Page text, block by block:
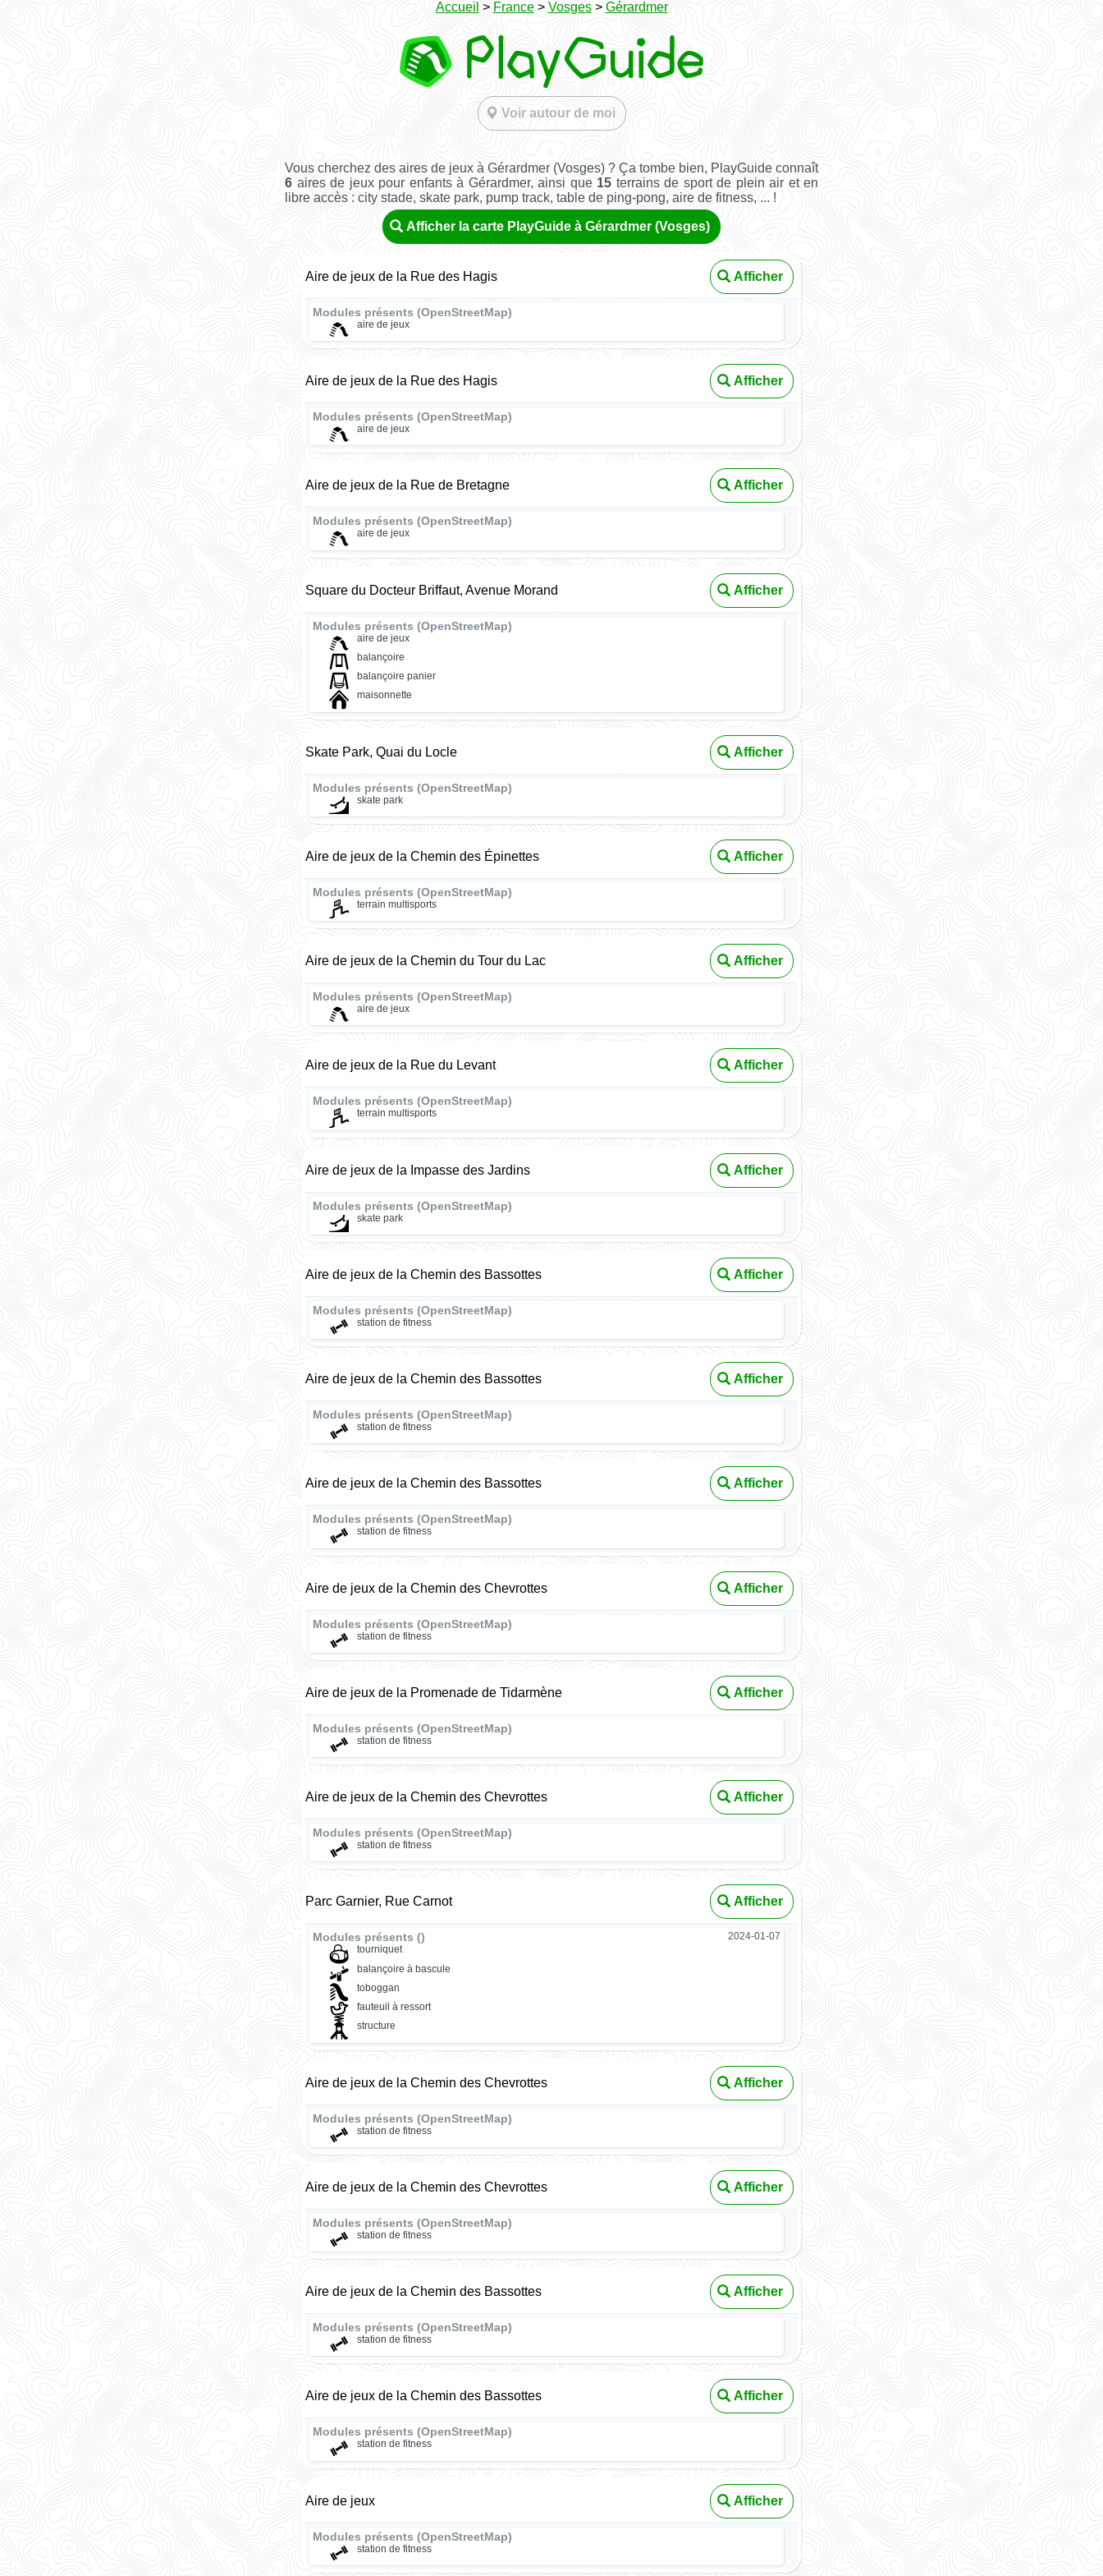
Accueil > France> Vosges> Gérardmer
Voir autour de moi
Vous cherchez des aires de jeux à Gérardmer (Vosges) ? Ça tombe bien, PlayGuide connaît
6 aires de jeux pour enfants à Gérardmer, ainsi que 15 terrains de sport de plein air et en
libre accès : city stade, skate park, pump track, table de ping-pong, aire de fitness, ... !
Afficher la carte PlayGuide à Gérardmer (Vosges)
Aire de jeux de la Rue des Hagis Afficher
Modules présents (OpenStreetMap)
aire de jeux
Aire de jeux de la Rue des Hagis Afficher
Modules présents (OpenStreetMap)
aire de jeux
Aire de jeux de la Rue de Bretagne Afficher
Modules présents (OpenStreetMap)
aire de jeux
Square du Docteur Briffaut, Avenue Morand Afficher
Modules présents (OpenStreetMap)
aire de jeux
balançoire
balançoire panier
maisonnette
Skate Park, Quai du Locle Afficher
Modules présents (OpenStreetMap)
skate park
Aire de jeux de la Chemin des Épinettes Afficher
Modules présents (OpenStreetMap)
terrain multisports
Aire de jeux de la Chemin du Tour du Lac Afficher
Modules présents (OpenStreetMap)
aire de jeux
Aire de jeux de la Rue du Levant Afficher
Modules présents (OpenStreetMap)
terrain multisports
Aire de jeux de la Impasse des Jardins Afficher
Modules présents (OpenStreetMap)
skate park
Aire de jeux de la Chemin des Bassottes Afficher
Modules présents (OpenStreetMap)
station de fitness
Aire de jeux de la Chemin des Bassottes Afficher
Modules présents (OpenStreetMap)
station de fitness
Aire de jeux de la Chemin des Bassottes Afficher
Modules présents (OpenStreetMap)
station de fitness
Aire de jeux de la Chemin des Chevrottes Afficher
Modules présents (OpenStreetMap)
station de fitness
Aire de jeux de la Promenade de Tidarmène Afficher
Modules présents (OpenStreetMap)
station de fitness
Aire de jeux de la Chemin des Chevrottes Afficher
Modules présents (OpenStreetMap)
station de fitness
Parc Garnier, Rue Carnot Afficher
Modules présents () 2024-01-07
tourniquet
balançoire à bascule
toboggan
fauteuil à ressort
structure
Aire de jeux de la Chemin des Chevrottes Afficher
Modules présents (OpenStreetMap)
station de fitness
Aire de jeux de la Chemin des Chevrottes Afficher
Modules présents (OpenStreetMap)
station de fitness
Aire de jeux de la Chemin des Bassottes Afficher
Modules présents (OpenStreetMap)
station de fitness
Aire de jeux de la Chemin des Bassottes Afficher
Modules présents (OpenStreetMap)
station de fitness
Aire de jeux Afficher
Modules présents (OpenStreetMap)
station de fitness